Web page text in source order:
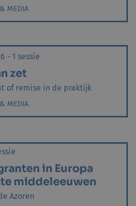
MEDIA
- 1 sessie
zet
of remise in de praktijk
MEDIA
in Europa
middeleeuwen
Azoren